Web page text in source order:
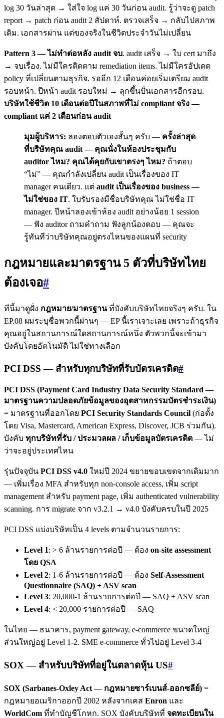
log 30 วันล่าสุด → ใส่ใจ log แค่ 30 วันก่อน audit. รู้ว่าจะดู patch
report → patch ก่อน audit 2 สัปดาห์. ตรวจเสร็จ → กลับไปสภาพ
เดิม. เอกสารผ่าน แต่ของจริงในชีวิตประจำวันไม่เปลี่ยน
Pattern 3 — ไม่ทำต่อหลัง audit จบ. audit เสร็จ → ใบ cert มาถึง
→ จบเรื่อง. ไม่มีใครติดตาม remediation items. ไม่มีใครอัปเดต
policy ที่เปลี่ยนตามธุรกิจ. รออีก 12 เดือนค่อยเริ่มเตรียม audit
รอบหน้า. ปีหน้า audit รอบใหม่ → ลุกขึ้นปั่นเอกสารอีกรอบ.
บริษัทใช้ชีวิต 10 เดือนต่อปีในสภาพที่ไม่ compliant จริง —
compliant แค่ 2 เดือนก่อน audit
มุมผู้บริหาร: ลองตอบตัวเองสั้นๆ ครับ — ครั้งล่าสุด
ที่บริษัทคุณ audit — คุณนั่งในห้องประชุมกับ
auditor ไหม? คุณได้คุยกับเขาตรงๆ ไหม? ถ้าตอบ
“ไม่” — คุณกำลังเปลี่ยน audit เป็นเรื่องของ IT
manager คนเดียว. แต่ audit เป็นเรื่องของ business —
ไม่ใช่ของ IT. ใบรับรองมีชื่อบริษัทคุณ ไม่ใช่ชื่อ IT
manager. ปีหน้าลองเข้าห้อง audit อย่างน้อย 1 session
— ฟัง auditor ถามคำถาม ฟังลูกน้องตอบ — คุณจะ
รู้ทันทีว่าบริษัทคุณอยู่ตรงไหนของแผนที่ security
กฎหมายและมาตรฐาน 5 ตัวที่บริษัทไทย
ต้องเจอ#
ทีนี้มาดูฝั่ง กฎหมาย/มาตรฐานที่บังคับบริษัทไทยจริงๆ ครับ. ใน
EP.08 ผมระบุชื่อพวกนี้ผ่านๆ — EP นี้เราเจาะเลย เพราะถ้าธุรกิจ
คุณอยู่ในสถานการณ์ใดสถานการณ์หนึ่ง ตัวพวกนี้จะเข้ามา
บังคับโดยอัตโนมัติ ไม่ใช่ทางเลือก
PCI DSS — สำหรับทุกบริษัทที่รับบัตรเครดิต#
PCI DSS (Payment Card Industry Data Security Standard —
มาตรฐานความปลอดภัยข้อมูลของอุตสาหกรรมบัตรชำระเงิน)
= มาตรฐานที่ออกโดย PCI Security Standards Council (ก่อตั้ง
โดย Visa, Mastercard, American Express, Discover, JCB ร่วมกัน).
บังคับ ทุกบริษัทที่รับ / ประมวลผล / เก็บข้อมูลบัตรเครดิต — ไม่
ว่าจะอยู่ประเทศไหน
รุ่นปัจจุบัน PCI DSS v4.0 ใหม่ปี 2024 ขยายขอบเขตจากเดิมมาก
— เพิ่มเรื่อง MFA สำหรับทุก non-console access, เพิ่ม script
management สำหรับ payment page, เพิ่ม authenticated vulnerability
scanning. การ migrate จาก v3.2.1 → v4.0 บังคับครบในปี 2025
PCI DSS แบ่งบริษัทเป็น 4 levels ตามจำนวนรายการ:
Level 1: > 6 ล้านรายการต่อปี — ต้อง on-site assessment
โดย QSA
Level 2: 1-6 ล้านรายการต่อปี — ต้อง Self-Assessment
Questionnaire (SAQ) + ASV scan
Level 3: 20,000-1 ล้านรายการต่อปี — SAQ + ASV scan
Level 4: < 20,000 รายการต่อปี — SAQ
ในไทย — ธนาคาร, payment gateway, e-commerce ขนาดใหญ่
ส่วนใหญ่อยู่ Level 1-2. SME e-commerce ทั่วไปอยู่ Level 3-4
SOX — สำหรับบริษัทที่อยู่ในตลาดหุ้น US#
SOX (Sarbanes-Oxley Act — กฎหมายซาร์เบนส์-ออกซลีย์) =
กฎหมายอเมริกาออกปี 2002 หลังจากเคส Enron และ
WorldCom ที่ทำบัญชีโกหก. SOX บังคับบริษัทที่ จดทะเบียนใน